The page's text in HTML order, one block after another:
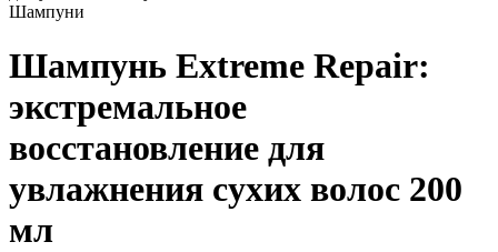
Шампуни
Шампунь Extreme Repair:
экстремальное
восстановление для
увлажнения сухих волос 200
мл